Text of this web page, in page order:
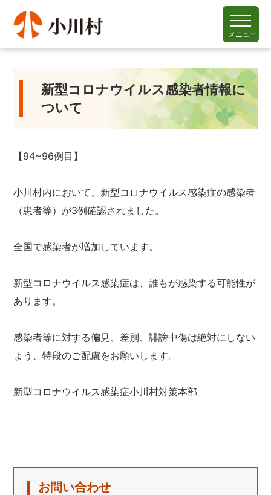
メニュー
新型コロナウイルス感染者情報に
ついて
【94~96例目】
小川村内において、新型コロナウイルス感染症の感染者
（患者等）が3例確認されました。
全国で感染者が増加しています。
新型コロナウイルス感染症は、誰もが感染する可能性が
あります。
感染者等に対する偏見、差別、誹謗中傷は絶対にしない
よう、特段のご配慮をお願いします。
新型コロナウイルス感染症小川村対策本部
お問い合わせ